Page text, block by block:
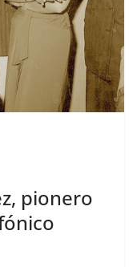
pionero